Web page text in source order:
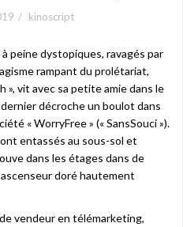
kinoscript
peine dystopiques, ravagés par
rampant du prolétariat,
», vit avec sa petite amie dans le
décroche un boulot dans
« WorryFree » (« SansSouci »).
entassés au sous-sol et
dans les étages dans de
doré hautement
vendeur en télémarketing,